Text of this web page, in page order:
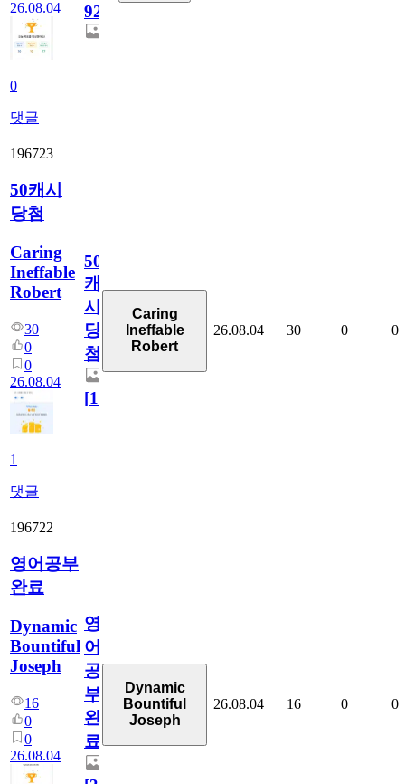
26.08.04
0
댓글
928
196723
50캐시
당첨
Caring
Ineffable
Robert
30
0
0
26.08.04
1
댓글
50
캐
시
당
첨
[1]
Caring
Ineffable
Robert
26.08.04 30 0 0
196722
영어공부
완료
Dynamic
Bountiful
Joseph
16
0
0
26.08.04
영
어
공
부
완
료
Dynamic
Bountiful
Joseph
26.08.04 16 0 0